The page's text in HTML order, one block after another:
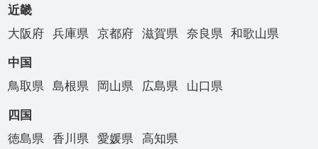
近畿
大阪府
兵庫県 京都府 滋賀県 奈良県 和歌山県
中国
鳥取県
島根県 岡山県 広島県 山口県
四国
徳島県
香川県 愛媛県 高知県